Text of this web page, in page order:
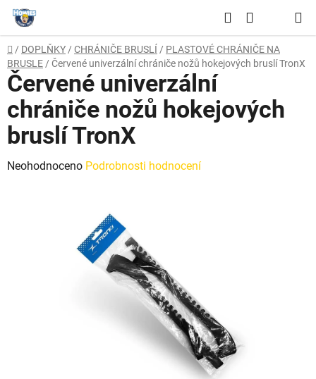
Přejít
obsah
Hledat
KOŠÍK
Domů
/ DOPLŇKY / CHRÁNIČE BRUSLÍ / PLASTOVÉ CHRÁNIČE NA
BRUSLE / Červené univerzální chrániče nožů hokejových bruslí TronX
Červené univerzální
chrániče nožů hokejových
bruslí TronX
Průměrné
Neohodnoceno Podrobnosti hodnocení